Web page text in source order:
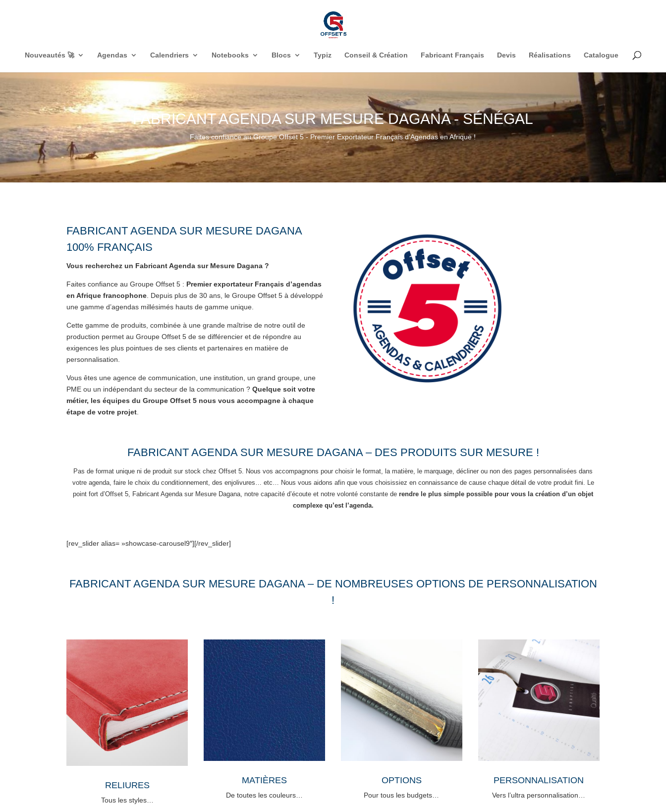
Nouveautés 🚀 Agendas Calendriers Notebooks Blocs Typiz Conseil & Création Fabricant Français Devis Réalisations Catalogue
FABRICANT AGENDA SUR MESURE DAGANA - SÉNÉGAL
Faites confiance au Groupe Offset 5 - Premier Exportateur Français d'Agendas en Afrique !
FABRICANT AGENDA SUR MESURE DAGANA
100% FRANÇAIS
Vous recherchez un Fabricant Agenda sur Mesure Dagana ?
Faites confiance au Groupe Offset 5 : Premier exportateur Français d’agendas
en Afrique francophone . Depuis plus de 30 ans, le Groupe Offset 5 à développé
une gamme d’agendas millésimés hauts de gamme unique.
Cette gamme de produits, combinée à une grande maîtrise de notre outil de
production permet au Groupe Offset 5 de se différencier et de répondre au
exigences les plus pointues de ses clients et partenaires en matière de
personnalisation.
Vous êtes une agence de communication, une institution, un grand groupe, une
PME ou un indépendant du secteur de la communication ?Quelque soit votre
métier, les équipes du Groupe Offset 5 nous vous accompagne à chaque
étape de votre projet
FABRICANT AGENDA SUR MESURE DAGANA – DES PRODUITS SUR MESURE !
Pas de format unique ni de produit sur stock chez Offset 5. Nous vos accompagnons pour choisir le format, la matière, le marquage, décliner ou non des pages personnalisées dans
votre agenda, faire le choix du conditionnement, des enjolivures… etc… Nous vous aidons afin que vous choisissiez en connaissance de cause chaque détail de votre produit fini. Le
point fort d’Offset 5, Fabricant Agenda sur Mesure Dagana, notre capacité d’écoute et notre volonté constante de rendre le plus simple possible pour vous la création d’un objet
complexe qu’est l’agenda.
[rev_slider alias= »showcase-carousel9″][/rev_slider]
FABRICANT AGENDA SUR MESURE DAGANA – DE NOMBREUSES OPTIONS DE PERSONNALISATION
!
RELIURES
Tous les styles…
MATIÈRES
De toutes les couleurs…
OPTIONS
Pour tous les budgets…
PERSONNALISATION
Vers l’ultra personnalisation…